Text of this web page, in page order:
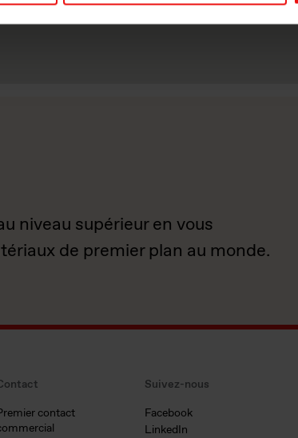
niveau supérieur en vous
de premier plan au monde.
contact
Suivez-nous
Facebook
LinkedIn